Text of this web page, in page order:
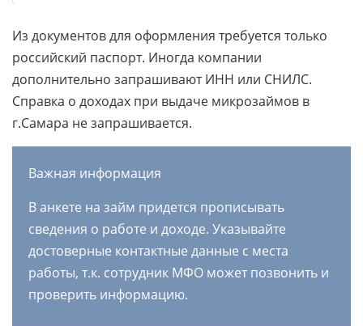
Из документов для оформления требуется только
российский паспорт. Иногда компании
дополнительно запрашивают ИНН или СНИЛС.
Справка о доходах при выдаче микрозаймов в
г.Самара не запрашивается.
Важная информация
В анкете на займ придется прописывать
сведения о работе и доходе. Указывайте
достоверные контактные данные с места
работы, т.к. сотрудник МФО может позвонить и
проверить информацию.